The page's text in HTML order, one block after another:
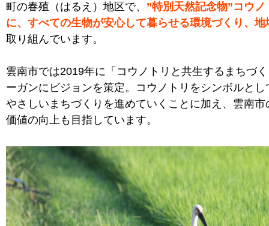
町の春殖（はるえ）地区で、 ”特別天然記念物”コウ
に、すべての生物が安心して暮らせる環境づくり、地
取り組んでいます。
雲南市では2019年に「コウノトリと共生するまちづ
ーガンにビジョンを策定。コウノトリをシンボルとし
やさしいまちづくりを進めていくことに加え、雲南市
価値の向上も目指しています。